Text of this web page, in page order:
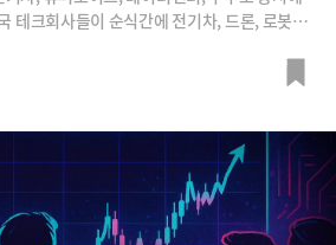
테크회사들이 순식간에 전기차, 드론, 로봇,
다임을 어떻게 바꿀지 강정수 박사에게 들어